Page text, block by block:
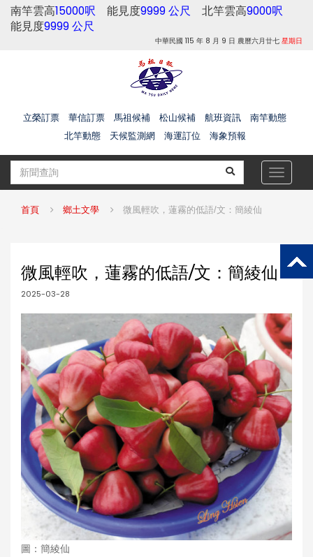
南竿雲高15000呎 能見度9999 公尺 北竿雲高9000呎
能見度9999 公尺
中華民國 115 年 8 月 9 日 農曆六月廿七 星期日
立榮訂票 華信訂票 馬祖候補 松山候補 航班資訊
南竿動態
北竿動態
天候監測網 海運訂位 海象預報
Toggle
首頁 鄉土文學 微風輕吹，蓮霧的低語/文：簡綾仙
微風輕吹，蓮霧的低語/文：簡綾仙
2025-03-28
圖：簡綾仙